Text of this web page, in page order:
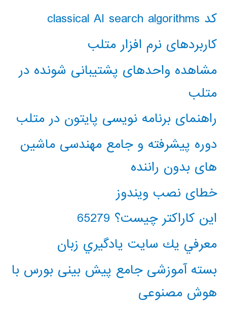
کد classical AI search algorithms
کاربردهای نرم افزار متلب
مشاهده واحدهای پشتیبانی شونده در
متلب
راهنمای برنامه نویسی پایتون در متلب
دوره پیشرفته و جامع مهندسی ماشین
های بدون راننده
خطای نصب ویندوز
این کاراکتر چیست؟ 65279
معرفي يك سايت يادگيري زبان
بسته آموزشی جامع پیش بینی بورس با
هوش مصنوعی